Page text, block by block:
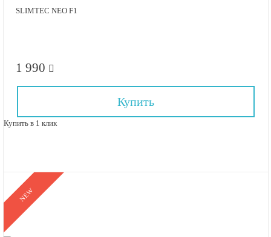
SLIMTEC NEO F1
1 990
Купить
Купить в 1 клик
NEW